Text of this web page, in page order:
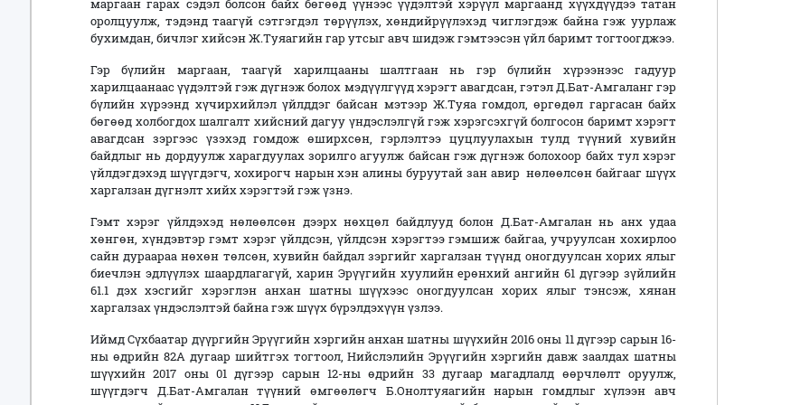
маргаан гарах сэдэл болсон байх бөгөөд үүнээс үүдэлтэй хэрүүл маргаанд хүүхдүүдээ татан
оролцуулж, тэдэнд таагүй сэтгэгдэл төрүүлэх, хөндийрүүлэхэд чиглэгдэж байна гэж уурлаж
бухимдан, бичлэг хийсэн Ж.Туяагийн гар утсыг авч шидэж гэмтээсэн үйл баримт тогтоогджээ.
Гэр бүлийн маргаан, таагүй харилцааны шалтгаан нь гэр бүлийн хүрээнээс гадуур
харилцаанаас үүдэлтэй гэж дүгнэж болох мэдүүлгүүд хэрэгт авагдсан, гэтэл Д.Бат-Амгаланг гэр
бүлийн хүрээнд хүчирхийлэл үйлддэг байсан мэтээр Ж.Туяа гомдол, өргөдөл гаргасан байх
бөгөөд холбогдох шалгалт хийсний дагуу үндэслэлгүй гэж хэрэгсэхгүй болгосон баримт хэрэгт
авагдсан зэргээс үзэхэд гомдож өширхсөн, гэрлэлтээ цуцлуулахын тулд түүний хувийн
байдлыг нь дордуулж харагдуулах зорилго агуулж байсан гэж дүгнэж болохоор байх тул хэрэг
үйлдэгдэхэд шүүгдэгч, хохирогч нарын хэн алины буруутай зан авир нөлөөлсөн байгааг шүүх
харгалзан дүгнэлт хийх хэрэгтэй гэж үзнэ.
Гэмт хэрэг үйлдэхэд нөлөөлсөн дээрх нөхцөл байдлууд болон Д.Бат-Амгалан нь анх удаа
хөнгөн, хүндэвтэр гэмт хэрэг үйлдсэн, үйлдсэн хэрэгтээ гэмшиж байгаа, учруулсан хохирлоо
сайн дураараа нөхөн төлсөн, хувийн байдал зэргийг харгалзан түүнд оногдуулсан хорих ялыг
биечлэн эдлүүлэх шаардлагагүй, харин Эрүүгийн хуулийн ерөнхий ангийн 61 дүгээр зүйлийн
61.1 дэх хэсгийг хэрэглэн анхан шатны шүүхээс оногдуулсан хорих ялыг тэнсэж, хянан
харгалзах үндэслэлтэй байна гэж шүүх бүрэлдэхүүн үзлээ.
Иймд Сүхбаатар дүүргийн Эрүүгийн хэргийн анхан шатны шүүхийн 2016 оны 11 дүгээр сарын 16-
ны өдрийн 82А дугаар шийтгэх тогтоол, Нийслэлийн Эрүүгийн хэргийн давж заалдах шатны
шүүхийн 2017 оны 01 дүгээр сарын 12-ны өдрийн 33 дугаар магадлалд өөрчлөлт оруулж,
шүүгдэгч Д.Бат-Амгалан түүний өмгөөлөгч Б.Онолтуяагийн нарын гомдлыг хүлээн авч